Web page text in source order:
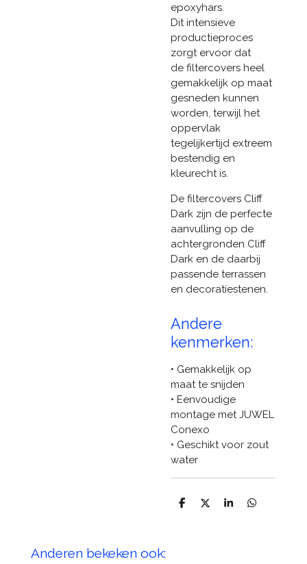
epoxyhars.
Dit intensieve
productieproces
zorgt ervoor dat
de filtercovers heel
gemakkelijk op maat
gesneden kunnen
worden, terwijl het
oppervlak
tegelijkertijd extreem
bestendig en
kleurecht is.
De filtercovers Cliff
Dark zijn de perfecte
aanvulling op de
achtergronden Cliff
Dark en de daarbij
passende terrassen
en decoratiestenen.
Andere
kenmerken:
• Gemakkelijk op
maat te snijden
• Eenvoudige
montage met JUWEL
Conexo
• Geschikt voor zout
water
D
D
S
D
Anderen bekeken ook: